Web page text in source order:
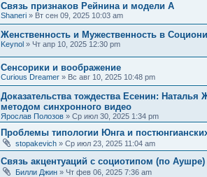
Связь признаков Рейнина и модели А
Shaneri » Вт сен 09, 2025 10:03 am
Женственность и Мужественность в
Keynol » Чт апр 10, 2025 12:30 pm
Сенсорики и воображение
Curious Dreamer » Вс авг 10, 2025 10:48 pm
Доказательства тождества Есенин:
методом синхронного видео
Ярослав Полозов » Ср июл 30, 2025 1:34 pm
Проблемы типологии Юнга и
stopakevich » Ср июл 23, 2025 11:04 am
Связь акцентуаций с социотипом (по Аушре)
Билли Джин » Чт фев 06, 2025 7:36 am